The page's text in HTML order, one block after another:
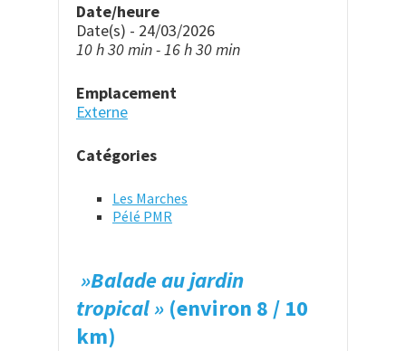
Date/heure
Date(s) - 24/03/2026
10 h 30 min - 16 h 30 min
Emplacement
Externe
Catégories
Les Marches
Pélé PMR
»Balade au jardin
tropical » (environ 8 / 10
km)